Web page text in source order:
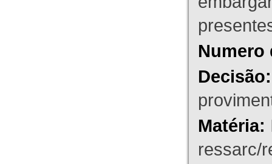
Numero
Decisão:
Matéria:
ressarc/